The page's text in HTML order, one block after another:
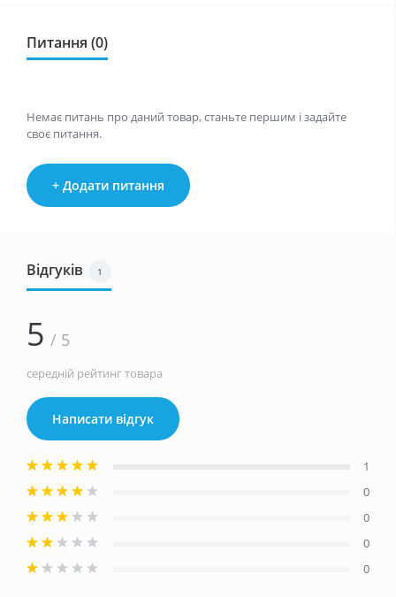
Питання (0)
Немає питань про даний товар, станьте першим і задайте
своє питання.
+ Додати питання
Відгуків 1
5 / 5
середній рейтинг товара
Написати відгук
1
0
0
0
0